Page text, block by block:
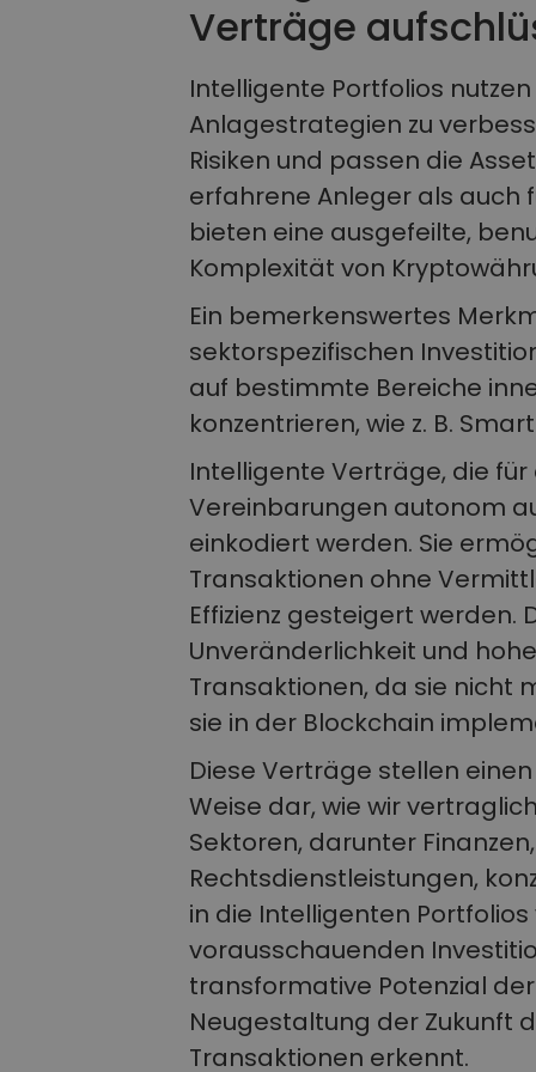
Verträge
Intelligente Portfolios
Anlagestrategien zu
Risiken und passen die
erfahrene Anleger als auch
bieten eine ausgefeilte,
Komplexität von
Ein bemerkenswertes
sektorspezifischen
auf bestimmte Bereiche
konzentrieren, wie z. B.
Intelligente Verträge, die für
Vereinbarungen autonom
einkodiert werden. Sie
Transaktionen ohne
Effizienz gesteigert werden.
Unveränderlichkeit und
Transaktionen, da sie nicht
sie in der Blockchain
Diese Verträge stellen
Weise dar, wie wir
Sektoren, darunter
Rechtsdienstleistungen,
in die Intelligenten
vorausschauenden
transformative Potenzial
Neugestaltung der Zukunft
Transaktionen erkennt.